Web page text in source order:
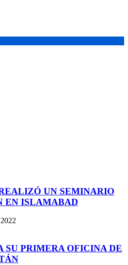
UN SEMINARIO
EN ISLAMABAD
SU PRIMERA OFICINA DE